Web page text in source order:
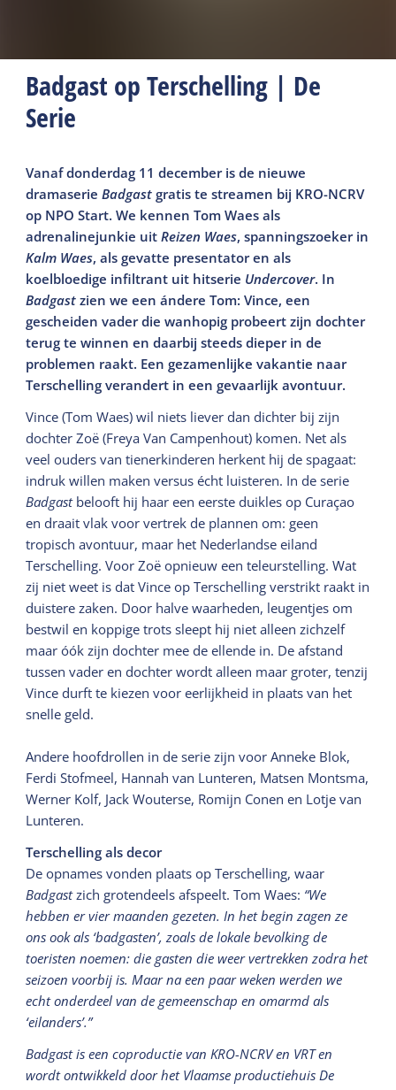
Badgast op Terschelling | De
Serie
Vanaf donderdag 11 december is de nieuwe
dramaserieBadgast gratis te streamen bij KRO-NCRV
op NPO Start. We kennen Tom Waes als
adrenalinejunkie uitReizen Waes, spanningszoeker in
Kalm Waes, als gevatte presentator en als
koelbloedige infiltrant uit hitserie Undercover. In
Badgast zien we een ándere Tom: Vince, een
gescheiden vader die wanhopig probeert zijn dochter
terug te winnen en daarbij steeds dieper in de
problemen raakt. Een gezamenlijke vakantie naar
Terschelling verandert in een gevaarlijk avontuur.
Vince (Tom Waes) wil niets liever dan dichter bij zijn
dochter Zoë (Freya Van Campenhout) komen. Net als
veel ouders van tienerkinderen herkent hij de spagaat:
indruk willen maken versus écht luisteren. In de serie
Badgastbelooft hij haar een eerste duikles op Curaçao
en draait vlak voor vertrek de plannen om: geen
tropisch avontuur, maar het Nederlandse eiland
Terschelling. Voor Zoë opnieuw een teleurstelling. Wat
zij niet weet is dat Vince op Terschelling verstrikt raakt in
duistere zaken. Door halve waarheden, leugentjes om
bestwil en koppige trots sleept hij niet alleen zichzelf
maar óók zijn dochter mee de ellende in. De afstand
tussen vader en dochter wordt alleen maar groter, tenzij
Vince durft te kiezen voor eerlijkheid in plaats van het
snelle geld.
Andere hoofdrollen in de serie zijn voor Anneke Blok,
Ferdi Stofmeel, Hannah van Lunteren, Matsen Montsma,
Werner Kolf, Jack Wouterse, Romijn Conen en Lotje van
Lunteren.
Terschelling als decor
De opnames vonden plaats op Terschelling, waar
Badgastzich grotendeels afspeelt. Tom Waes: “We
hebben er vier maanden gezeten. In het begin zagen ze
ons ook als ‘badgasten’, zoals de lokale bevolking de
toeristen noemen: die gasten die weer vertrekken zodra het
seizoen voorbij is. Maar na een paar weken werden we
echt onderdeel van de gemeenschap en omarmd als
‘eilanders’.”
Badgast is een coproductie van KRO-NCRV en VRT en
wordt ontwikkeld door het Vlaamse productiehuis De